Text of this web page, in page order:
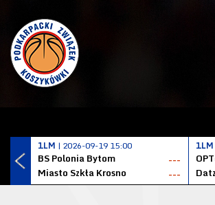
1LM | 2026-09-19 15:00
BS Polonia Bytom
---
Miasto Szkła Krosno
---
1LM